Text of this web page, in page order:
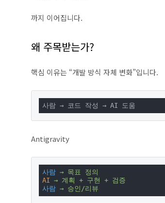
까지 이어집니다.
왜 주목받는가?
핵심 이유는 “개발 방식 자체 변화”입니다.
사람 → 코드 작성 → AI 도움
Antigravity
사람 → 목표 정의
AI → 계획 + 구현 + 검증
사람 → 승인/리뷰